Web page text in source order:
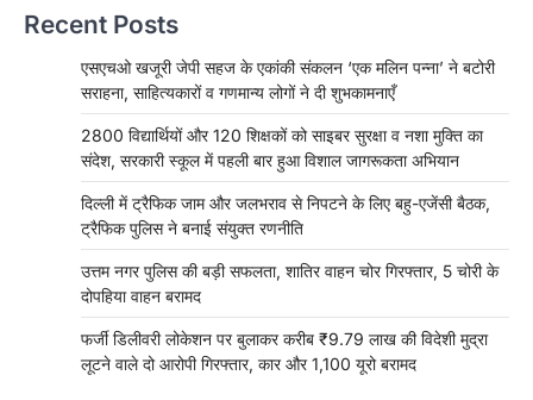
Recent Posts
एसएचओ खजूरी जेपी सहज के एकांकी संकलन ‘एक मलिन पन्ना’ ने बटोरी
सराहना, साहित्यकारों व गणमान्य लोगों ने दी शुभकामनाएँ
2800 विद्यार्थियों और 120 शिक्षकों को साइबर सुरक्षा व नशा मुक्ति का
संदेश, सरकारी स्कूल में पहली बार हुआ विशाल जागरूकता अभियान
दिल्ली में ट्रैफिक जाम और जलभराव से निपटने के लिए बहु-एजेंसी बैठक,
ट्रैफिक पुलिस ने बनाई संयुक्त रणनीति
उत्तम नगर पुलिस की बड़ी सफलता, शातिर वाहन चोर गिरफ्तार, 5 चोरी के
दोपहिया वाहन बरामद
फर्जी डिलीवरी लोकेशन पर बुलाकर करीब ₹9.79 लाख की विदेशी मुद्रा
लूटने वाले दो आरोपी गिरफ्तार, कार और 1,100 यूरो बरामद